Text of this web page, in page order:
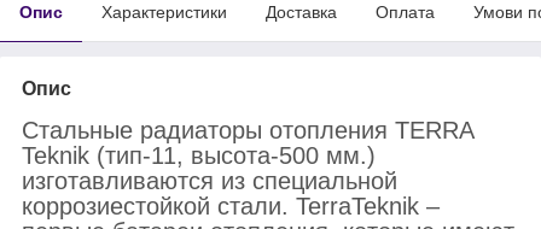
Опис Характеристики Доставка Оплата Умови
Опис
Стальные радиаторы отопления TERRA
Teknik (тип-11, высота-500 мм.)
изготавливаются из специальной
коррозиестойкой стали. TerraTeknik –